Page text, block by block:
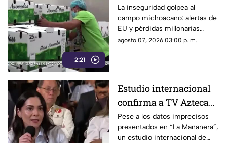
2:21
exportación de
aguacate y deja
pérdidas millonarias
La inseguridad golpea al
campo michoacano: alertas de
EU y pérdidas millonarias
afectan la exportación de
agosto 07, 2026 03:00 p. m.
Estudio internacional
confirma a TV Azteca
como el medio líder en
credibilidad y alcance
Pese a los datos imprecisos
presentados en “La Mañanera”,
un estudio internacional de